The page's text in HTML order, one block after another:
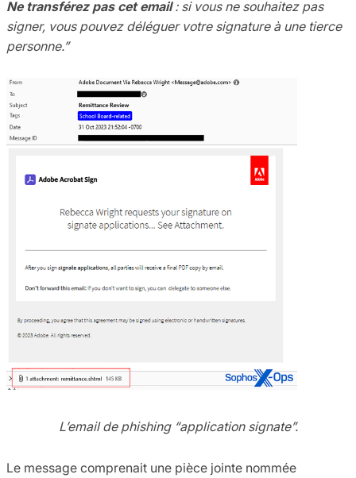
Ne transférez pas cet email: si vous ne souhaitez pas
signer, vous pouvez déléguer votre signature à une tierce
personne.”
L’email de phishing “application signate”.
Le message comprenait une pièce jointe nommée